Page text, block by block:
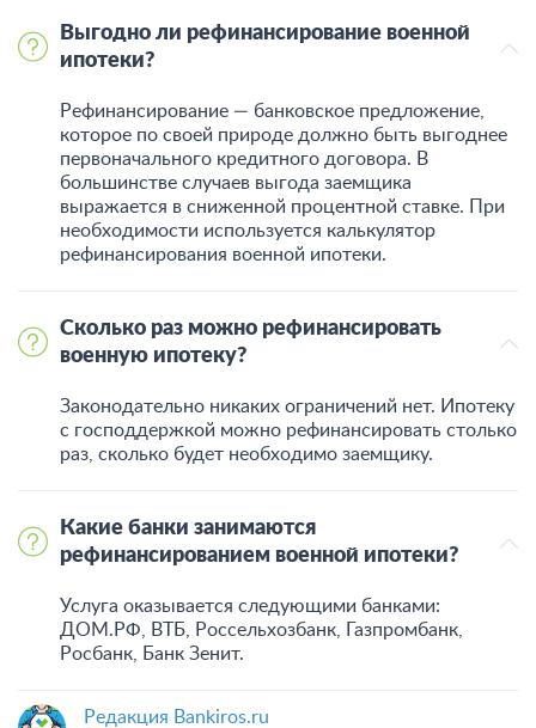
Выгодно ли рефинансирование военной
ипотеки?
Рефинансирование — банковское предложение,
которое по своей природе должно быть выгоднее
первоначального кредитного договора. В
большинстве случаев выгода заемщика
выражается в сниженной процентной ставке. При
необходимости используется калькулятор
рефинансирования военной ипотеки.
Сколько раз можно рефинансировать
военную ипотеку?
Законодательно никаких ограничений нет. Ипотеку
с господдержкой можно рефинансировать столько
раз, сколько будет необходимо заемщику.
Какие банки занимаются
рефинансированием военной ипотеки?
Услуга оказывается следующими банками:
ДОМ.РФ, ВТБ, Россельхозбанк, Газпромбанк,
Росбанк, Банк Зенит.
Редакция Bankiros.ru